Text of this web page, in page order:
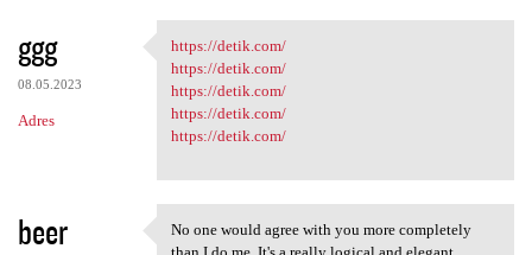
ggg
08.05.2023
Adres
https://detik.com/
https://detik.com/
https://detik.com/
https://detik.com/
https://detik.com/
https://detik.com/
beer No one would agree with you
No one would agree with you more completely